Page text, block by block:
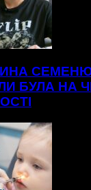
БУЛА НА